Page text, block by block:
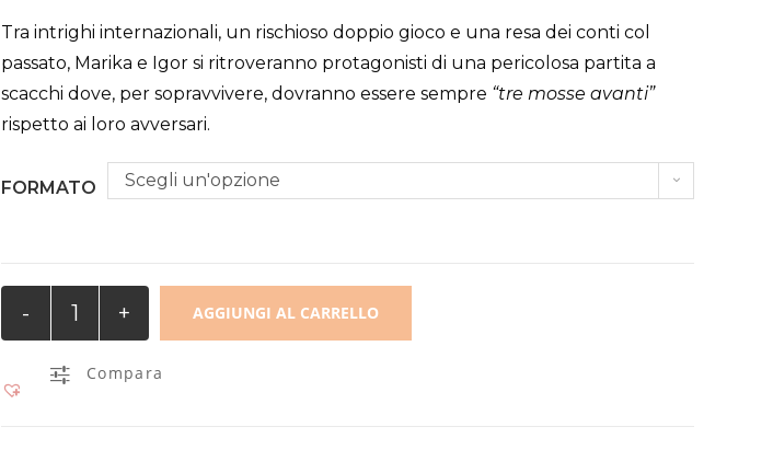
Tra intrighi internazionali, un rischioso doppio gioco e una resa dei conti col
passato, Marika e Igor si ritroveranno protagonisti di una pericolosa partita a
scacchi dove, per sopravvivere, dovranno essere sempre “tre mosse avanti”
rispetto ai loro avversari.
FORMATO Scegli un'opzione
-
quantità
+ AGGIUNGI AL CARRELLO
Compara